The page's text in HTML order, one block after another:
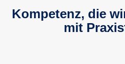
Kompetenz, die
mit